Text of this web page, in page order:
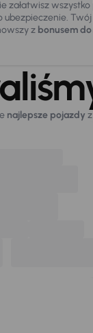
załatwisz
z bonusem do
najlepsze pojazdy